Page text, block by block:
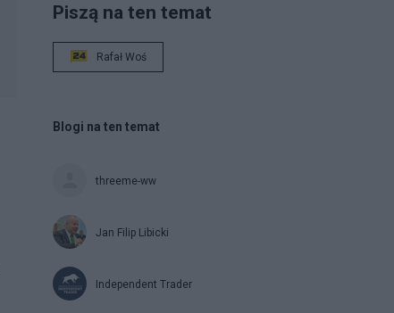
Piszą na ten temat
Rafał Woś
Blogi na ten temat
threeme-ww
Jan Filip Libicki
Independent Trader